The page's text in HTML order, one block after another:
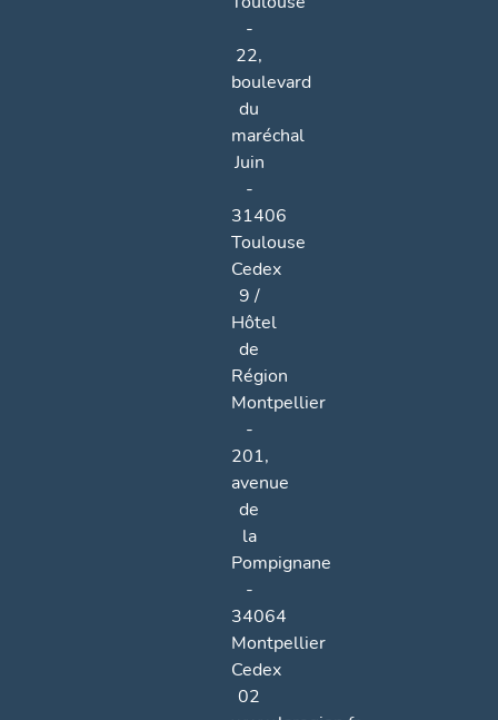
-
22,
boulevard
du
maréchal
Juin
-
31406
Toulouse
Cedex
9 /
Hôtel
de
Région
Montpellier
-
201,
avenue
de
la
Pompignane
-
34064
Montpellier
Cedex
02